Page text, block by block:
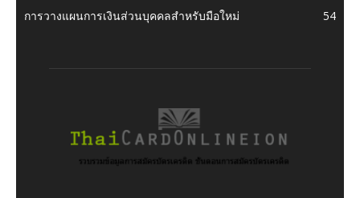
การวางแผนการเงินส่วนบุคคลสำหรับมือใหม่
54